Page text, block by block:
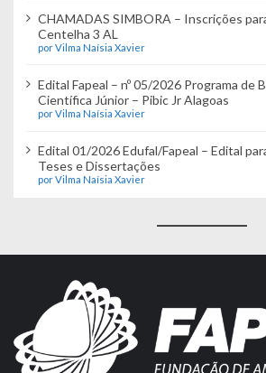
CHAMADAS SIMBORA – Inscrições
Centelha 3 AL
por Vilma Naísia Xavier
Edital Fapeal – nº 05/2026 Programa de
Científica Júnior – Pibic Jr Alagoas
por Vilma Naísia Xavier
Edital 01/2026 Edufal/Fapeal – Edital
Teses e Dissertações
por Vilma Naísia Xavier